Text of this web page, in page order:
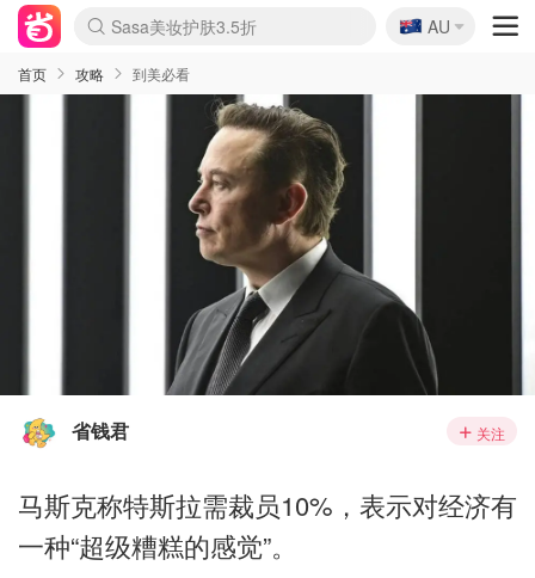
lululemon折扣上新
Sasa美妆护肤3.5折
SSENSE年中3折
FreshBeauty好价汇总
Cettire降价+叠9折
Farfetch折上8折
WWS Coles超市实拍
viagogo二手票捡漏
Myer清仓1折起
The Outnet奢牌1折起
David Jones 3折起
Flannels大牌1折
Perfumes Club护肤1折
AMIRO返校季6.2折
Oweek抽奖送Airpods
Amazon折扣汇总
eToro入金$200送$50
Amazon数码好物
ICONIC本周7.5折
ThedoubleF高奢地板价
Moose Knuckles 6折
丝芙兰5折起
EUFY官网3.7折起
Selenichast首饰2折
Trip机票酒店促销
YSL送5件彩妆礼
Amazon家居好物
BIGBANG巡演开票
David Jones时尚3折
Amazon美妆护肤
雅漾大喷$8
过敏原检测盒$33
伊索独家赠50ml沐浴露
科颜氏清仓3折
SEALIFE海洋馆门票6折
丝塔芙大白罐$16
订阅Newsletter送香薰
Cult Beauty 6.8折
Harrods圣诞日历2.3折
LN-CC奢牌私促3折
d'Alba空姐喷雾$16
EVE LOM套装逆天2折
Bernardelli独家4折
Adore Beauty 6折起
CT圣诞日历
Mytheresa奢品2.7折
Luxury Escapes 9折
Currentbody美容仪9折
MOON Garden Live
ALLSAINTS美衣3折
Roborock扫地机3.7折
Tingo Life水杯$24
Valentino官网5折
CR洗发护发6.3折
🇦🇺
AU
首页 攻略 到美必看
省钱君 关注
马斯克称特斯拉需裁员10%，表示对经济有
一种“超级糟糕的感觉”。